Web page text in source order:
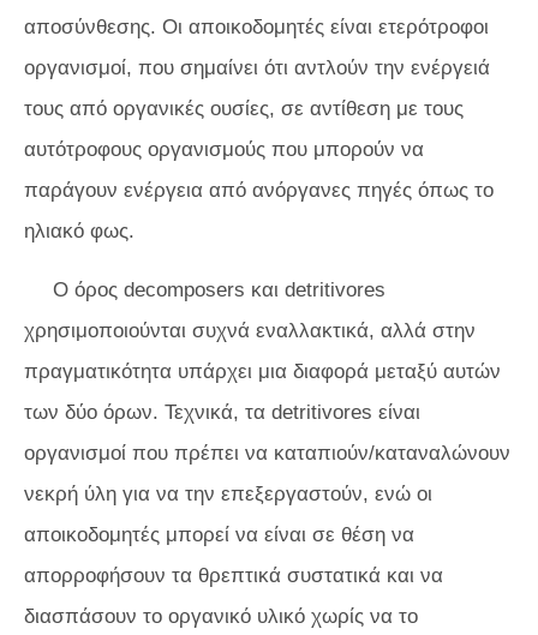
αποσύνθεσης. Οι αποικοδομητές είναι ετερότροφοι
οργανισμοί, που σημαίνει ότι αντλούν την ενέργειά
τους από οργανικές ουσίες, σε αντίθεση με τους
αυτότροφους οργανισμούς που μπορούν να
παράγουν ενέργεια από ανόργανες πηγές όπως το
ηλιακό φως.
Ο όρος decomposers και detritivores
χρησιμοποιούνται συχνά εναλλακτικά, αλλά στην
πραγματικότητα υπάρχει μια διαφορά μεταξύ αυτών
των δύο όρων. Τεχνικά, τα detritivores είναι
οργανισμοί που πρέπει να καταπιούν/καταναλώνουν
νεκρή ύλη για να την επεξεργαστούν, ενώ οι
αποικοδομητές μπορεί να είναι σε θέση να
απορροφήσουν τα θρεπτικά συστατικά και να
διασπάσουν το οργανικό υλικό χωρίς να το